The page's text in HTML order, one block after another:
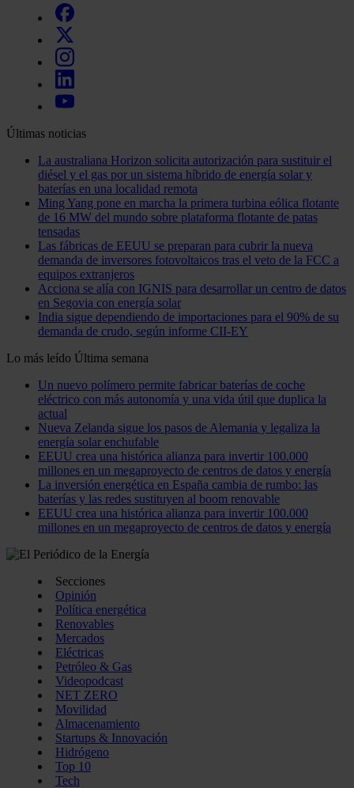
Últimas noticias
La australiana Horizon solicita autorización para sustituir el
diésel y el gas por un sistema híbrido de energía solar y
baterías en una localidad remota
Ming Yang pone en marcha la primera turbina eólica flotante
de 16 MW del mundo sobre plataforma flotante de patas
tensadas
Las fábricas de EEUU se preparan para cubrir la nueva
demanda de inversores fotovoltaicos tras el veto de la FCC a
equipos extranjeros
Acciona se alía con IGNIS para desarrollar un centro de datos
en Segovia con energía solar
India sigue dependiendo de importaciones para el 90% de su
demanda de crudo, según informe CII-EY
Lo más leído Última semana
Un nuevo polímero permite fabricar baterías de coche
eléctrico con más autonomía y una vida útil que duplica la
actual
Nueva Zelanda sigue los pasos de Alemania y legaliza la
energía solar enchufable
EEUU crea una histórica alianza para invertir 100.000
millones en un megaproyecto de centros de datos y energía
La inversión energética en España cambia de rumbo: las
baterías y las redes sustituyen al boom renovable
EEUU crea una histórica alianza para invertir 100.000
millones en un megaproyecto de centros de datos y energía
Secciones
Opinión
Política energética
Renovables
Mercados
Eléctricas
Petróleo & Gas
Videopodcast
NET ZERO
Movilidad
Almacenamiento
Startups & Innovación
Hidrógeno
Top 10
Tech